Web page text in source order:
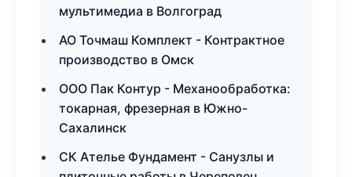
мультимедиа в Волгоград
АО Точмаш Комплект - Контрактное
производство в Омск
ООО Пак Контур - Механообработка:
токарная, фрезерная в Южно-
Сахалинск
СК Ателье Фундамент - Санузлы и